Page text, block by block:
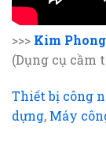
>>> Kim
(Dụng cụ cầm
Thiết bị công
dựng, Máy